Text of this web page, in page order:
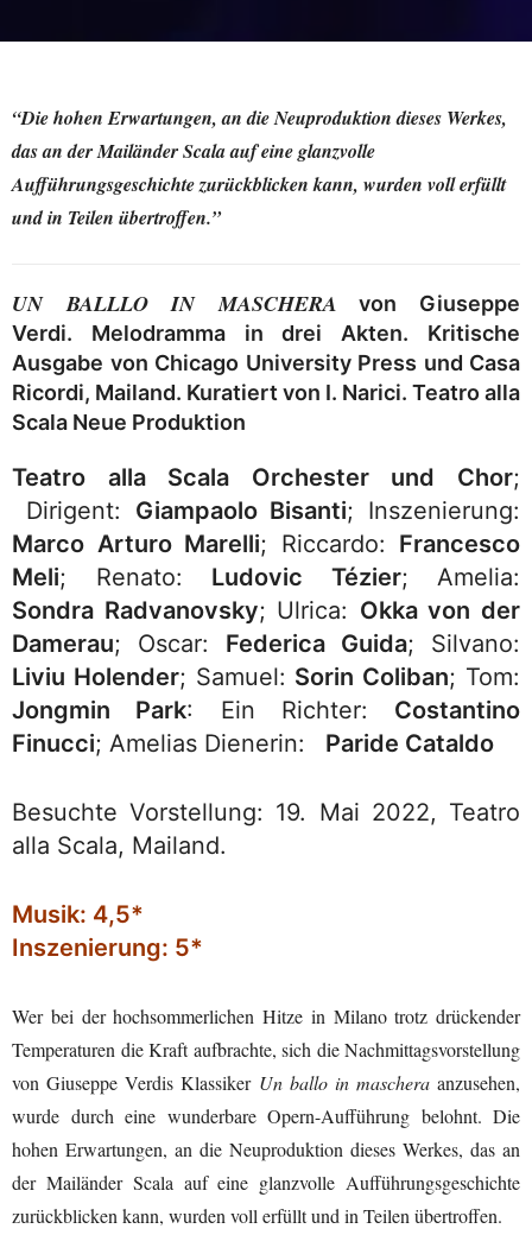
“Die hohen Erwartungen, an die Neuproduktion dieses Werkes,
das an der Mailänder Scala auf eine glanzvolle
Aufführungsgeschichte zurückblicken kann, wurden voll erfüllt
und in Teilen übertroffen.”
UN BALLLO IN MASCHERA von Giuseppe
Verdi. Melodramma in drei Akten. Kritische
Ausgabe von Chicago University Press und Casa
Ricordi, Mailand. Kuratiert von I. Narici. Teatro alla
Scala Neue Produktion
Teatro alla Scala Orchester und Chor;
Dirigent: Giampaolo Bisanti; Inszenierung:
Marco Arturo Marelli; Riccardo: Francesco
Meli; Renato: Ludovic Tézier; Amelia:
Sondra Radvanovsky; Ulrica: Okka von der
Damerau; Oscar: Federica Guida; Silvano:
Liviu Holender; Samuel: Sorin Coliban; Tom:
Jongmin Park: Ein Richter: Costantino
Finucci; Amelias Dienerin: Paride Cataldo
Besuchte Vorstellung: 19. Mai 2022, Teatro
alla Scala, Mailand.
Musik: 4,5*
Inszenierung: 5*
Wer bei der hochsommerlichen Hitze in Milano trotz drückender
Temperaturen die Kraft aufbrachte, sich die Nachmittagsvorstellung
von Giuseppe Verdis Klassiker Un ballo in mascheraanzusehen,
wurde durch eine wunderbare Opern-Aufführung belohnt. Die
hohen Erwartungen, an die Neuproduktion dieses Werkes, das an
der Mailänder Scala auf eine glanzvolle Aufführungsgeschichte
zurückblicken kann, wurden voll erfüllt und in Teilen übertroffen.